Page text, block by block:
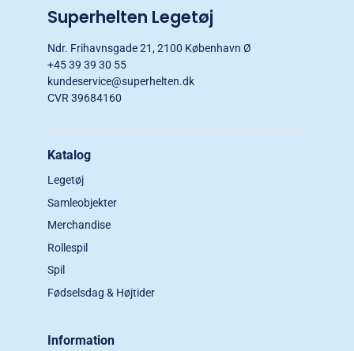
Superhelten Legetøj
Ndr. Frihavnsgade 21, 2100 København Ø
+45 39 39 30 55
kundeservice@superhelten.dk
CVR 39684160
Katalog
Legetøj
Samleobjekter
Merchandise
Rollespil
Spil
Fødselsdag & Højtider
Information